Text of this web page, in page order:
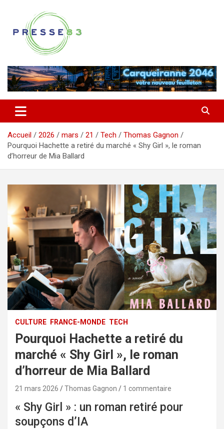
contenu
Presse 83
Accueil 2026 mars 21 Tech
Thomas Gagnon
Pourquoi Hachette a retiré du marché « Shy Girl », le roman
d’horreur de Mia Ballard
CULTURE FRANCE-MONDE TECH
Pourquoi Hachette a retiré du
marché « Shy Girl », le roman
d’horreur de Mia Ballard
21 mars 2026 Thomas Gagnon 1 commentaire
« Shy Girl » : un roman retiré pour
soupçons d’IA